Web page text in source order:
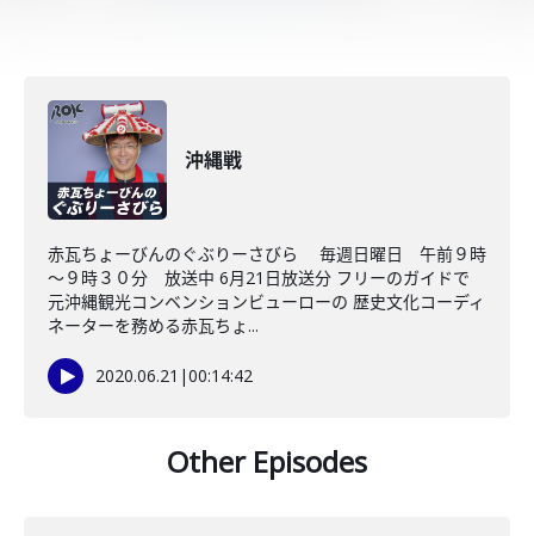
沖縄戦
赤瓦ちょーびんのぐぶりーさびら 毎週日曜日 午前９時
～９時３０分 放送中 6月21日放送分 フリーのガイドで
元沖縄観光コンベンションビューローの 歴史文化コーディ
ネーターを務める赤瓦ちょ...
2020.06.21 |00:14:42
Other Episodes